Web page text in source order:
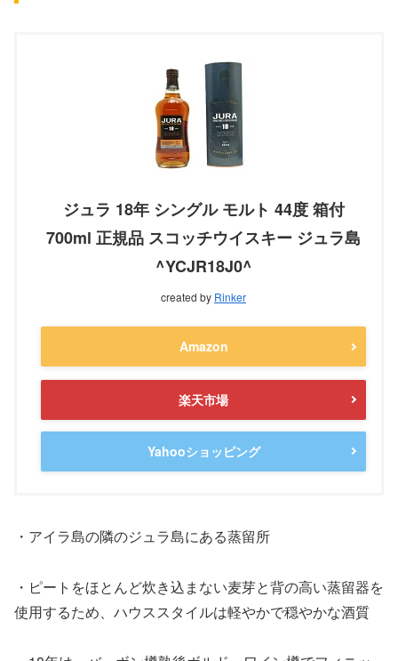
ジュラ 18年 シングル モルト 44度 箱付
700ml 正規品 スコッチウイスキー ジュラ島
^YCJR18J0^
created by Rinker
Amazon
楽天市場
Yahooショッピング
・アイラ島の隣のジュラ島にある蒸留所
・ピートをほとんど炊き込まない麦芽と背の高い蒸留器を
使用するため、ハウススタイルは軽やかで穏やかな酒質